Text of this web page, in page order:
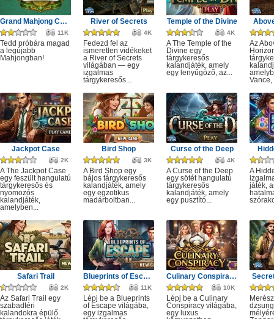
Grand Mahjong Connect
11K
Tedd próbára magad
a legújabb
Mahjongban!
River of Secrets
4K
Fedezd fel az
ismeretlen vidékeket
a River of Secrets
világában — egy
izgalmas
tárgykeresős...
Temple of the Divine
4K
A The Temple of the
Divine egy
tárgykeresős
kalandjáték, amely
egy lenyűgöző, az...
Az
Vance,
Jackpot Case
2K
A The Jackpot Case
egy feszült hangulatú
tárgykeresős és
nyomozós
kalandjáték,
amelyben...
Bird Shop
3K
A Bird Shop egy
bájos tárgykeresős
kalandjáték, amely
egy egzotikus
madárboltban...
Curse of the Deep
4K
A Curse of the Deep
egy sötét hangulatú
tárgykeresős
kalandjáték, amely
egy pusztító...
A
játék,
Safari Trail
2K
Az Safari Trail egy
szabadtéri
kalandokra épülő
Blueprints of Escape
11K
Lépj be a Blueprints
of Escape világába,
egy izgalmas
Culinary Conspiracy
10K
Lépj be a Culinary
Conspiracy világába,
egy luxus